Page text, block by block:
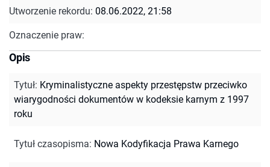
Utworzenie rekordu: 08.06.2022, 21:58
Oznaczenie praw:
Opis
Tytuł: Kryminalistyczne aspekty przestępstw przeciwko
wiarygodności dokumentów w kodeksie karnym z 1997
roku
Tytuł czasopisma: Nowa Kodyfikacja Prawa Karnego